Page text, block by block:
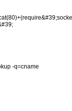
-q=cname